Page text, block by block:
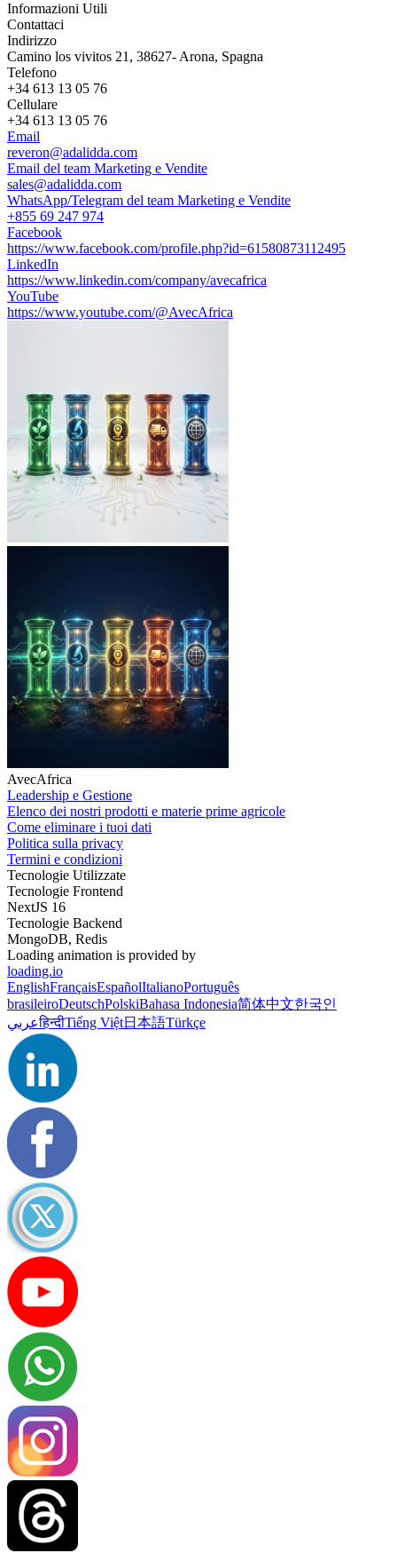
Informazioni Utili
Contattaci
Indirizzo
Camino los vivitos 21, 38627- Arona, Spagna
Telefono
+34 613 13 05 76
Cellulare
+34 613 13 05 76
Email
reveron@adalidda.com
Email del team Marketing e Vendite
sales@adalidda.com
WhatsApp/Telegram del team Marketing e Vendite
+855 69 247 974
Facebook
https://www.facebook.com/profile.php?id=61580873112495
LinkedIn
https://www.linkedin.com/company/avecafrica
YouTube
https://www.youtube.com/@AvecAfrica
AvecAfrica
Leadership e Gestione
Elenco dei nostri prodotti e materie prime agricole
Come eliminare i tuoi dati
Politica sulla privacy
Termini e condizioni
Tecnologie Utilizzate
Tecnologie Frontend
NextJS 16
Tecnologie Backend
MongoDB, Redis
Loading animation is provided by
loading.io
EnglishFrançaisEspañolItalianoPortuguês
brasileiroDeutschPolskiBahasa Indonesia简体中文한국인
عربيहिन्दीTiếng Việt日本語Türkçe